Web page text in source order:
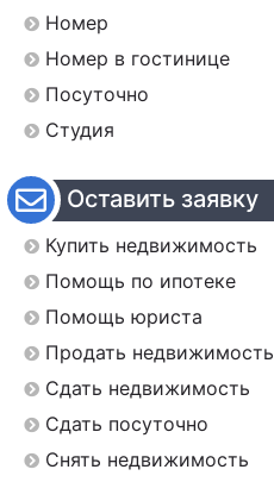
Номер
Номер в гостинице
Посуточно
Студия
Оставить заявку
Купить недвижимость
Помощь по ипотеке
Помощь юриста
Продать недвижимость
Сдать недвижимость
Сдать посуточно
Снять недвижимость